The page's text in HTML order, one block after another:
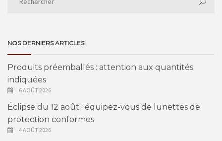
NOS DERNIERS ARTICLES
Produits préemballés : attention aux quantités
indiquées
6 AOÛT 2026
Éclipse du 12 août : équipez-vous de lunettes de
protection conformes
4 AOÛT 2026